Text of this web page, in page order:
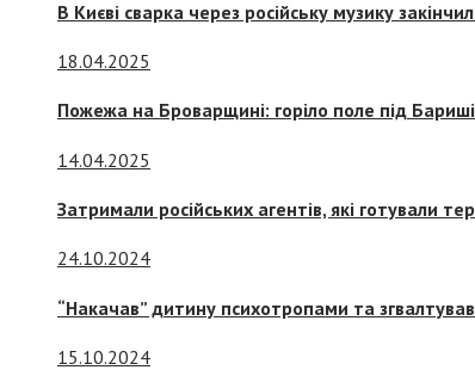
В Києві сварка через російську музику
18.04.2025
Пожежа на Броварщині: горіло поле під
14.04.2025
Затримали російських агентів, які готували
24.10.2024
“Накачав” дитину психотропами та
15.10.2024